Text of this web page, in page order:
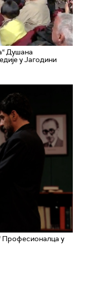
Душана
у Јагодини
Професионалца у